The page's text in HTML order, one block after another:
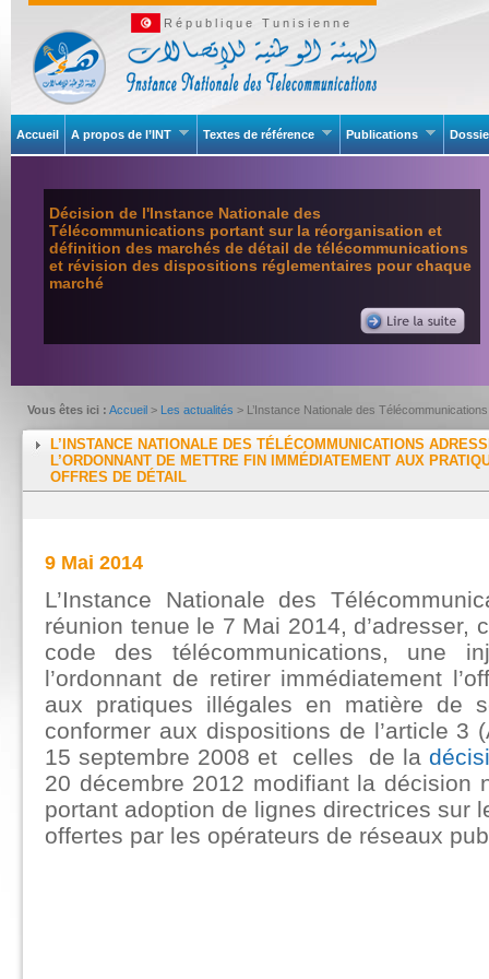
République Tunisienne
Accueil A propos de l’INT Textes de référence Publications
Décision de l'Instance Nationale des
Télécommunications portant sur la réorganisation et
définition des marchés de détail de télécommunications
et révision des dispositions réglementaires pour chaque
marché
Vous êtes ici : Accueil > Les actualités > L’Instance Nationale des
réglementaires en matière des offres de détail
L’INSTANCE NATIONALE DES TÉLÉCOMMUNICATIONS
L’ORDONNANT DE METTRE FIN IMMÉDIATEMENT AUX
OFFRES DE DÉTAIL
9 Mai 2014
L’Instance Nationale des
réunion tenue le 7 Mai 2014, d’adresser,
code des télécommunications, une
l’ordonnant de retirer immédiatement
aux pratiques illégales en matière
conformer aux dispositions de l’article 3
15 septembre 2008 et celles de la
20 décembre 2012 modifiant la décision
portant adoption de lignes directrices sur
offertes par les opérateurs de réseaux